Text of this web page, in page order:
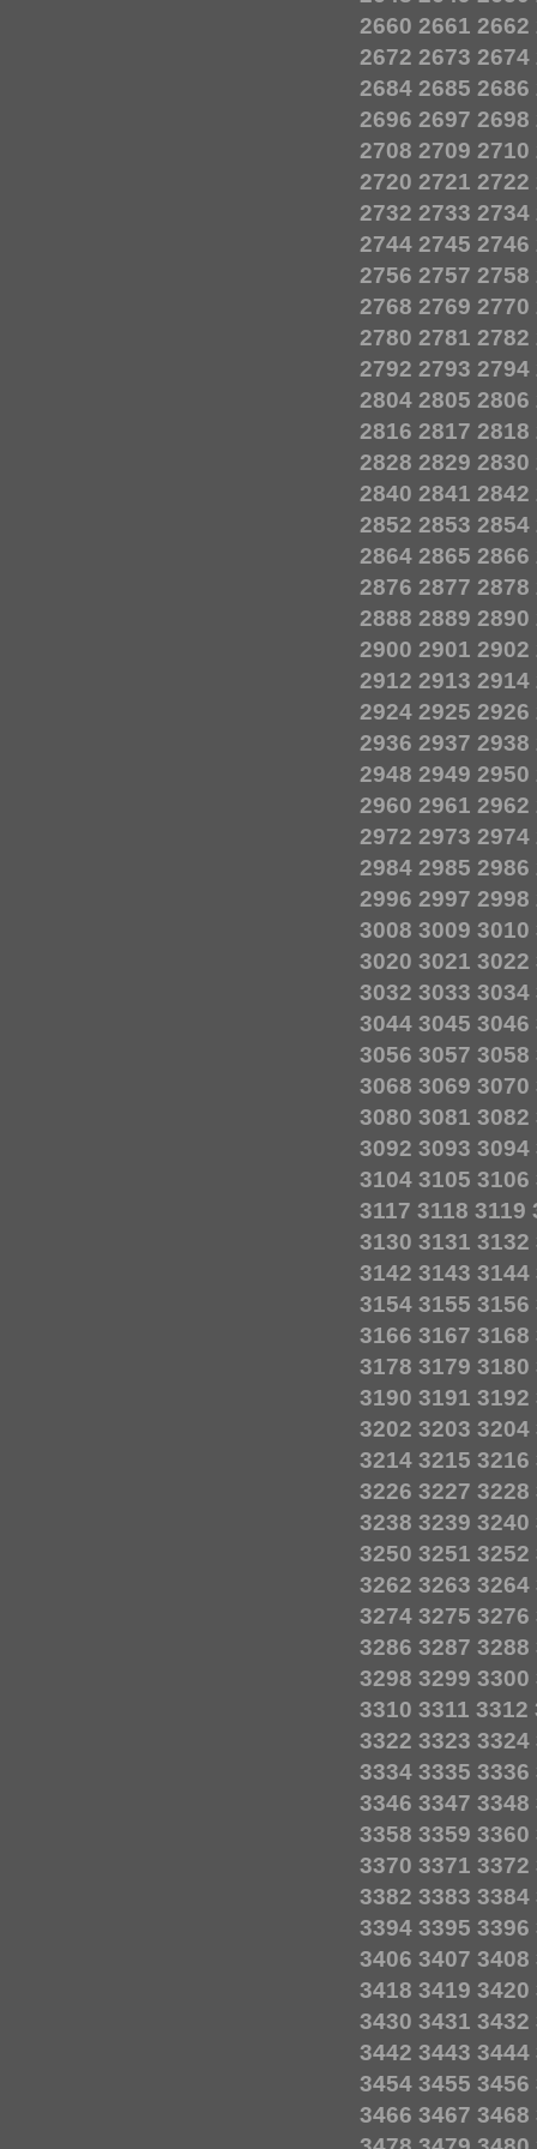
2660 2661 2662
2672 2673 2674
2684 2685 2686
2696 2697 2698
2708 2709 2710
2720 2721 2722
2732 2733 2734
2744 2745 2746
2756 2757 2758
2768 2769 2770
2780 2781 2782
2792 2793 2794
2804 2805 2806
2816 2817 2818
2828 2829 2830
2840 2841 2842
2852 2853 2854
2864 2865 2866
2876 2877 2878
2888 2889 2890
2900 2901 2902
2912 2913 2914
2924 2925 2926
2936 2937 2938
2948 2949 2950
2960 2961 2962
2972 2973 2974
2984 2985 2986
2996 2997 2998
3008 3009 3010
3020 3021 3022
3032 3033 3034
3044 3045 3046
3056 3057 3058
3068 3069 3070
3080 3081 3082
3092 3093 3094
3104 3105 3106
3117 3118 3119
3130 3131 3132
3142 3143 3144
3154 3155 3156
3166 3167 3168
3178 3179 3180
3190 3191 3192
3202 3203 3204
3214 3215 3216
3226 3227 3228
3238 3239 3240
3250 3251 3252
3262 3263 3264
3274 3275 3276
3286 3287 3288
3298 3299 3300
3310 3311 3312
3322 3323 3324
3334 3335 3336
3346 3347 3348
3358 3359 3360
3370 3371 3372
3382 3383 3384
3394 3395 3396
3406 3407 3408
3418 3419 3420
3430 3431 3432
3442 3443 3444
3454 3455 3456
3466 3467 3468